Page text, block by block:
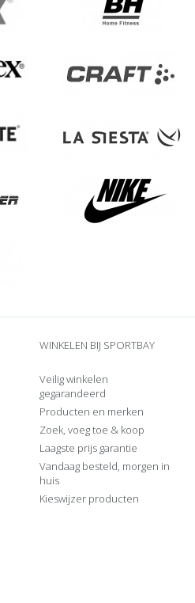
WINKELEN BIJ SPORTBAY
Veilig winkelen
gegarandeerd
Producten en merken
Zoek, voeg toe & koop
Laagste prijs garantie
Vandaag besteld, morgen in
huis
Kieswijzer producten